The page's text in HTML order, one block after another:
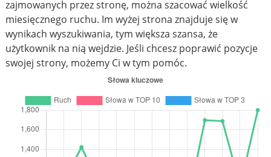
zajmowanych przez stronę, można szacować wielkość
miesięcznego ruchu. Im wyżej strona znajduje się w
wynikach wyszukiwania, tym większa szansa, że
użytkownik na nią wejdzie. Jeśli chcesz poprawić pozycje
swojej strony, możemy Ci w tym pomóc.